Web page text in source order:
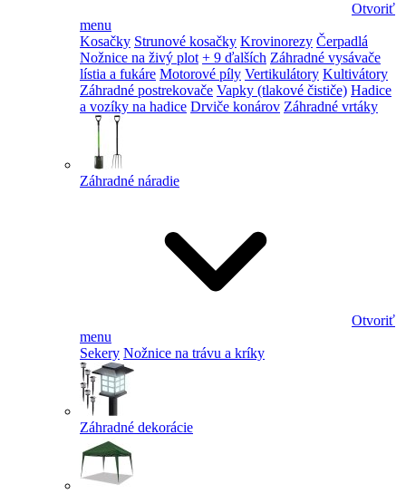
Otvoriť
menu
Kosačky Strunové kosačky Krovinorezy Čerpadlá
Nožnice na živý plot + 9 ďalších Záhradné vysávače
lístia a fukáre Motorové píly Vertikulátory Kultivátory
Záhradné postrekovače Vapky (tlakové čističe) Hadice
a vozíky na hadice Drviče konárov Záhradné vrtáky
Záhradné náradie
Otvoriť
menu
Sekery Nožnice na trávu a kríky
Záhradné dekorácie